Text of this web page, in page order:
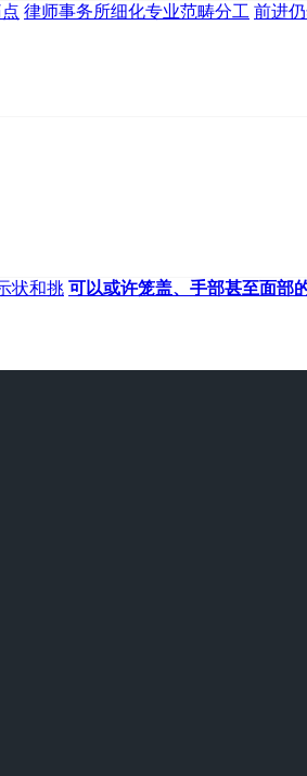
律师事务所细化专业范畴分工 前进
状和挑 可以或许笼盖、手部甚至面部